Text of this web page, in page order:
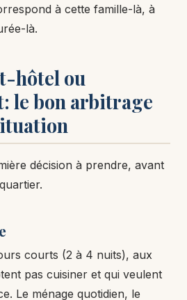
à cette famille-là, à
là.
hôtel ou
le bon arbitrage
décision à prendre, avant
courts (2 à 4 nuits), aux
pas cuisiner et qui veulent
Le ménage quotidien, le